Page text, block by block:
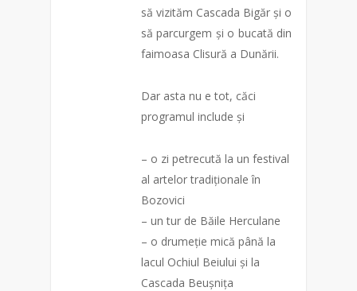
să vizităm Cascada Bigăr și o
să parcurgem și o bucată din
faimoasa Clisură a Dunării.
Dar asta nu e tot, căci
programul include și
– o zi petrecută la un festival
al artelor tradiționale în
Bozovici
– un tur de Băile Herculane
– o drumeție mică până la
lacul Ochiul Beiului și la
Cascada Beușnița